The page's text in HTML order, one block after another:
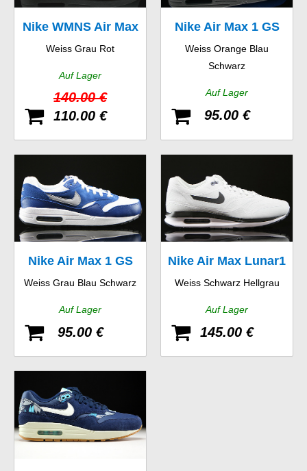
Nike WMNS Air Max
1 Essential
Weiss Grau Rot
Auf Lager
140.00 €
110.00 €
Nike Air Max 1 GS
Weiss Orange Blau
Schwarz
Auf Lager
95.00 €
Nike Air Max 1 GS
Weiss Grau Blau Schwarz
Auf Lager
95.00 €
Nike Air Max Lunar1
WR
Weiss Schwarz Hellgrau
Auf Lager
145.00 €